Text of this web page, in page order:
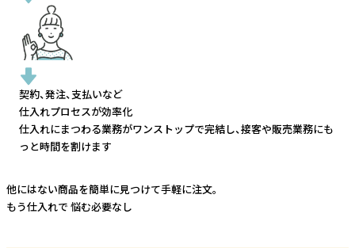
契約、発注、支払いなど
仕入れプロセスが効率化
仕入れにまつわる業務がワンストップで完結し、接客や販売業務にも
っと時間を割けます
他にはない商品を簡単に見つけて手軽に注文。
もう仕入れで 悩む必要なし